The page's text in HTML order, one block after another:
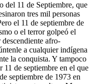
del 11 de Septiembre, que
tres mil personas
el 11 de septiembre de
o el terror golpeó el
afro-
a cualquier indígena
la conquista. Y tampoco
11 de septiembre en el que
septiembre de 1973 en